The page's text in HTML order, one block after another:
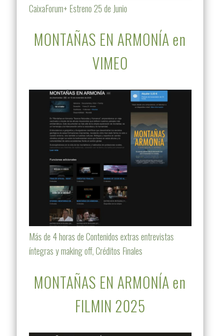
CaixaForum+ Estreno 25 de Junio
MONTAÑAS EN ARMONÍA en
VIMEO
Más de 4 horas de Contenidos extras entrevistas
íntegras y making off, Créditos Finales
MONTAÑAS EN ARMONÍA en
FILMIN 2025